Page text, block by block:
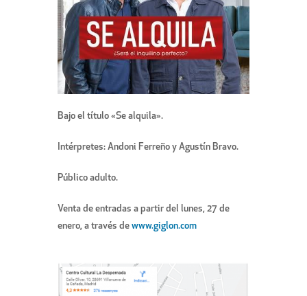
Bajo el título «Se alquila».
Intérpretes: Andoni Ferreño y Agustín Bravo.
Público adulto.
Venta de entradas a partir del lunes, 27 de
enero, a través de www.giglon.com